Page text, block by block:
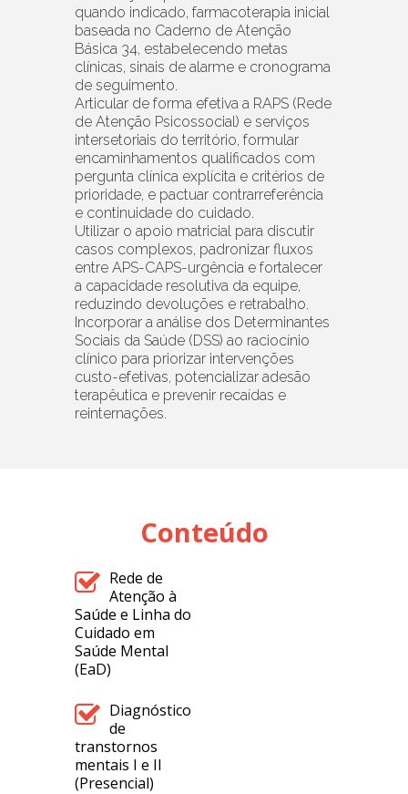
quando indicado, farmacoterapia inicial
baseada no Caderno de Atenção
Básica 34, estabelecendo metas
clínicas, sinais de alarme e cronograma
de seguimento.
Articular de forma efetiva a RAPS (Rede
de Atenção Psicossocial) e serviços
intersetoriais do território, formular
encaminhamentos qualificados com
pergunta clínica explícita e critérios de
prioridade, e pactuar contrarreferência
e continuidade do cuidado.
Utilizar o apoio matricial para discutir
casos complexos, padronizar fluxos
entre APS-CAPS-urgência e fortalecer
a capacidade resolutiva da equipe,
reduzindo devoluções e retrabalho.
Incorporar a análise dos Determinantes
Sociais da Saúde (DSS) ao raciocínio
clínico para priorizar intervenções
custo-efetivas, potencializar adesão
terapêutica e prevenir recaídas e
reinternações.
Conteúdo
Rede de
Atenção à
Saúde e Linha do
Cuidado em
Saúde Mental
(EaD)
Diagnóstico
de
transtornos
mentais I e II
(Presencial)